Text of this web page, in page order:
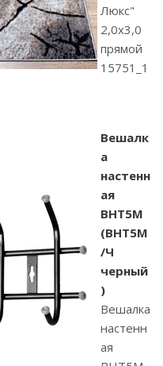
Люкс"
2,0х3,0
прямой
15751_1
Вешалк
а
настенн
ая
ВНТ5М
(ВНТ5М
/Ч
черный
)
Вешалка
настенн
ая